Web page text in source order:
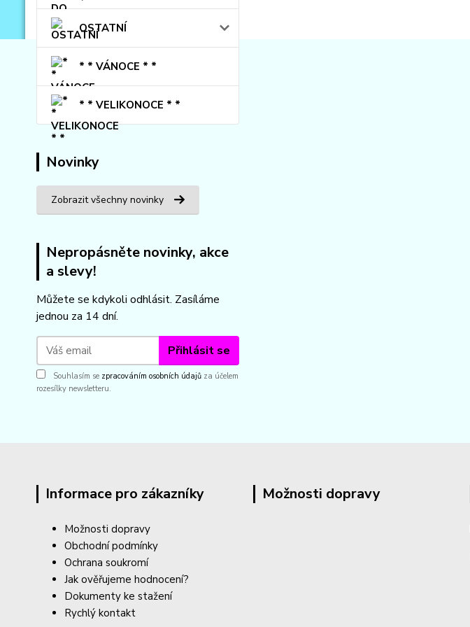
OSTATNÍ
* * VÁNOCE * *
* * VELIKONOCE * *
Novinky
Zobrazit všechny novinky
Nepropásněte novinky, akce
a slevy!
Můžete se kdykoli odhlásit. Zasíláme
jednou za 14 dní.
Přihlásit se
Souhlasím se zpracováním osobních údajů za účelem
rozesílky newsletteru.
Informace pro zákazníky
Možnosti dopravy
Obchodní podmínky
Ochrana soukromí
Jak ověřujeme hodnocení?
Dokumenty ke stažení
Rychlý kontakt
Možnosti dopravy